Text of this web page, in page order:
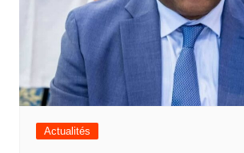
Actualités